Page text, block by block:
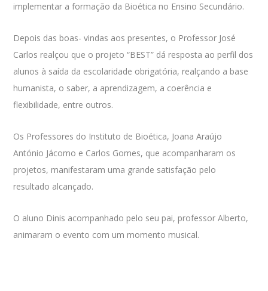
implementar a formação da Bioética no Ensino Secundário.
Depois das boas- vindas aos presentes, o Professor José
Carlos realçou que o projeto “BEST” dá resposta ao perfil dos
alunos à saída da escolaridade obrigatória, realçando a base
humanista, o saber, a aprendizagem, a coerência e
flexibilidade, entre outros.
Os Professores do Instituto de Bioética, Joana Araújo
António Jácomo e Carlos Gomes, que acompanharam os
projetos, manifestaram uma grande satisfação pelo
resultado alcançado.
O aluno Dinis acompanhado pelo seu pai, professor Alberto,
animaram o evento com um momento musical.